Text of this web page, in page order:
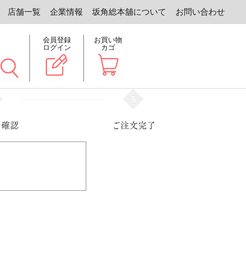
店舗一覧 企業情報 坂角総本舖について お問い合わせ
会員登録
ログイン
お買い物
カゴ
認 ご注文完了